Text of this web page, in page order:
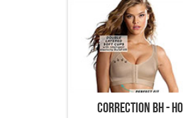
Correction BH -